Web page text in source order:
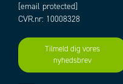
Add to existing cart row
[email protected]
CVR.nr: 10008328
Tilmeld dig vores
nyhedsbrev